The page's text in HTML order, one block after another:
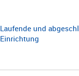
Laufende und
Einrichtung